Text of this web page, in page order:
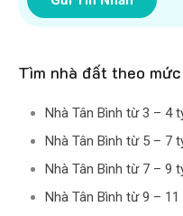
Tìm nhà đất theo
Nhà Tân Bình từ 3 – 4
Nhà Tân Bình từ 5 – 7
Nhà Tân Bình từ 7 – 9
Nhà Tân Bình từ 9 – 11